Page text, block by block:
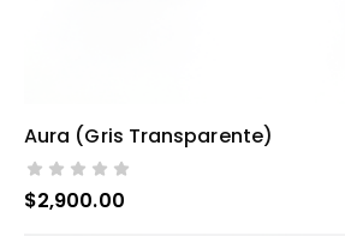
AÑADIR AL CARRITO
Aura (gris Transparente)
$2,900.00